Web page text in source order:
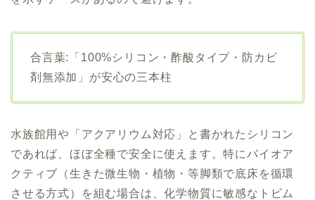
合言葉:「100%シリコン・酢酸タイプ・防カビ
剤無添加」が安心の三本柱
水族館用や「アクアリウム対応」と書かれたシリコン
であれば、ほぼ全種で安全に使えます。特にバイオア
クティブ（生きた微生物・植物・等脚類で底床を循環
させる方式）を組む場合は、化学物質に敏感なトビム